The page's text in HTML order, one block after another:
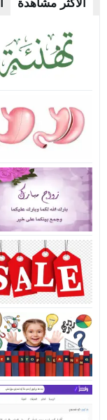
الأكثر مشاهدة